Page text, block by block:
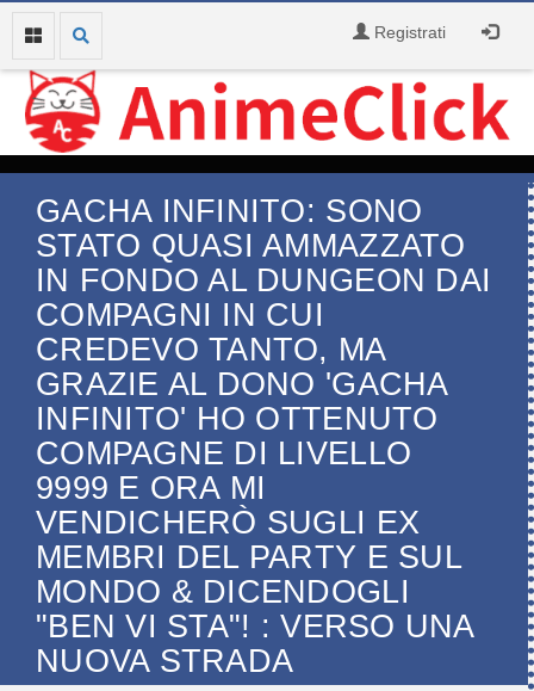
Registrati
GACHA INFINITO: SONO
STATO QUASI AMMAZZATO
IN FONDO AL DUNGEON DAI
COMPAGNI IN CUI
CREDEVO TANTO, MA
GRAZIE AL DONO 'GACHA
INFINITO' HO OTTENUTO
COMPAGNE DI LIVELLO
9999 E ORA MI
VENDICHERÒ SUGLI EX
MEMBRI DEL PARTY E SUL
MONDO & DICENDOGLI
"BEN VI STA"! : VERSO UNA
NUOVA STRADA